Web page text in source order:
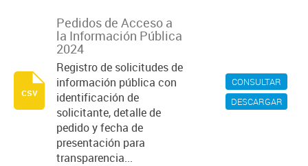
CONSULTAR
DESCARGAR
Pedidos de Acceso a
la Información Pública
2024
Registro de solicitudes de
información pública con
identificación de
solicitante, detalle de
pedido y fecha de
presentación para
transparencia...
csv